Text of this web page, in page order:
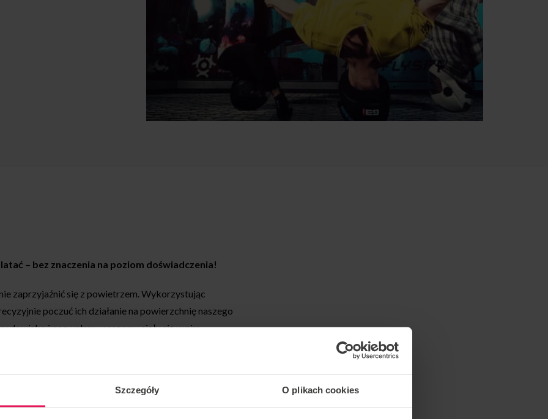
Szczegóły O plikach cookies
– bez znaczenia na poziom doświadczenia!
zaprzyjaźnić się z powietrzem. Wykorzystując
poczuć ich działanie na powierzchnię naszego
i pozwalamy naszemu ciału się w nim
komfortowe poruszanie się w nowym otoczeniu.
i uczymy się nowych rzeczy. Warto
kierować swoim ciałem w nowej pozycji! Z całą
coś interesującego dla siebie.